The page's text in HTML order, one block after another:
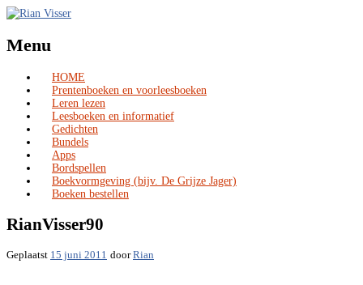
Menu
Skip
to
content
HOME
Prentenboeken en voorleesboeken
Leren lezen
Leesboeken en informatief
Gedichten
Bundels
Apps
Bordspellen
Boekvormgeving (bijv. De Grijze Jager)
Boeken bestellen
RianVisser90
Geplaatst 15 juni 2011 doorRian